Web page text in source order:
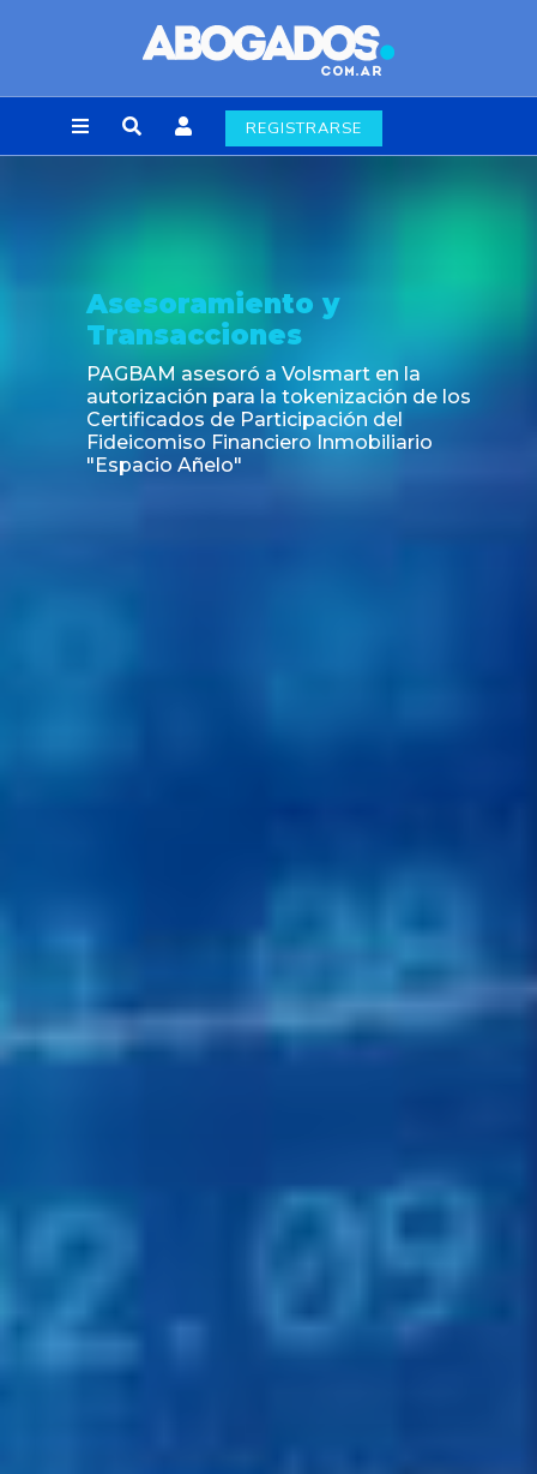
REGISTRARSE
Asesoramiento y
Transacciones
PAGBAM asesoró a Volsmart en la
autorización para la tokenización de los
Certificados de Participación del
Fideicomiso Financiero Inmobiliario
"Espacio Añelo"